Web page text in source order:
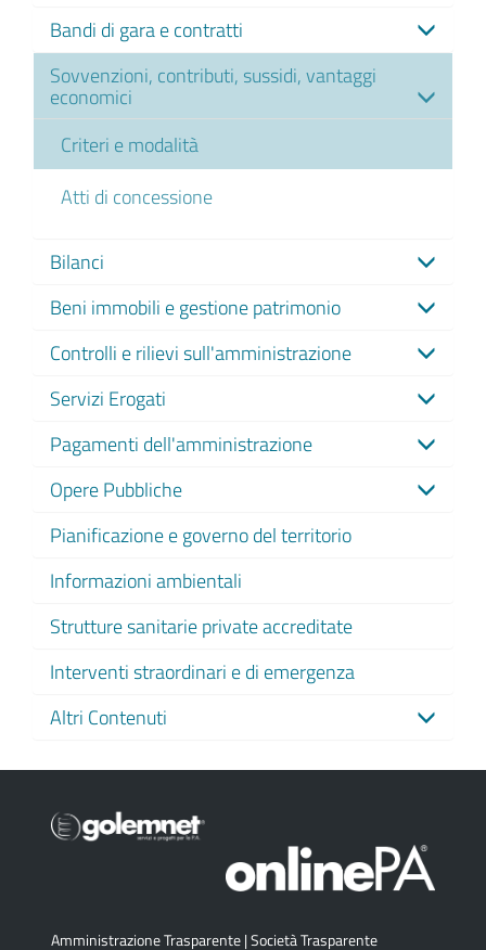
Bandi di gara e contratti
Sovvenzioni, contributi, sussidi, vantaggi
economici
Criteri e modalità
Atti di concessione
Bilanci
Beni immobili e gestione patrimonio
Controlli e rilievi sull'amministrazione
Servizi Erogati
Pagamenti dell'amministrazione
Opere Pubbliche
Pianificazione e governo del territorio
Informazioni ambientali
Strutture sanitarie private accreditate
Interventi straordinari e di emergenza
Altri Contenuti
Amministrazione Trasparente|Società Trasparente